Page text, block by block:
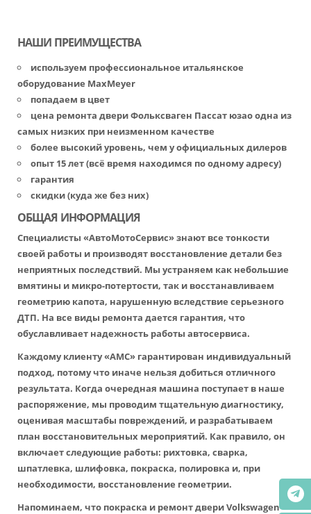
НАШИ ПРЕИМУЩЕСТВА
используем профессиональное итальянское
оборудование MaxMeyer
попадаем в цвет
цена ремонта двери Фольксваген Пассат юзао одна из
самых низких при неизменном качестве
более высокий уровень, чем у официальных дилеров
опыт 15 лет (всё время находимся по одному адресу)
гарантия
скидки (куда же без них)
ОБЩАЯ ИНФОРМАЦИЯ
Специалисты «АвтоМотоСервис» знают все тонкости
своей работы и производят восстановление детали без
неприятных последствий. Мы устраняем как небольшие
вмятины и микро-потертости, так и восстанавливаем
геометрию капота, нарушенную вследствие серьезного
ДТП. На все виды ремонта дается гарантия, что
обуславливает надежность работы автосервиса.
Каждому клиенту «АМС» гарантирован индивидуальный
подход, потому что иначе нельзя добиться отличного
результата. Когда очередная машина поступает в наше
распоряжение, мы проводим тщательную диагностику,
оценивая масштабы повреждений, и разрабатываем
план восстановительных мероприятий. Как правило, он
включает следующие работы: рихтовка, сварка,
шпатлевка, шлифовка, покраска, полировка и, при
необходимости, восстановление геометрии.
Напоминаем, что покраска и ремонт двери Volkswagen